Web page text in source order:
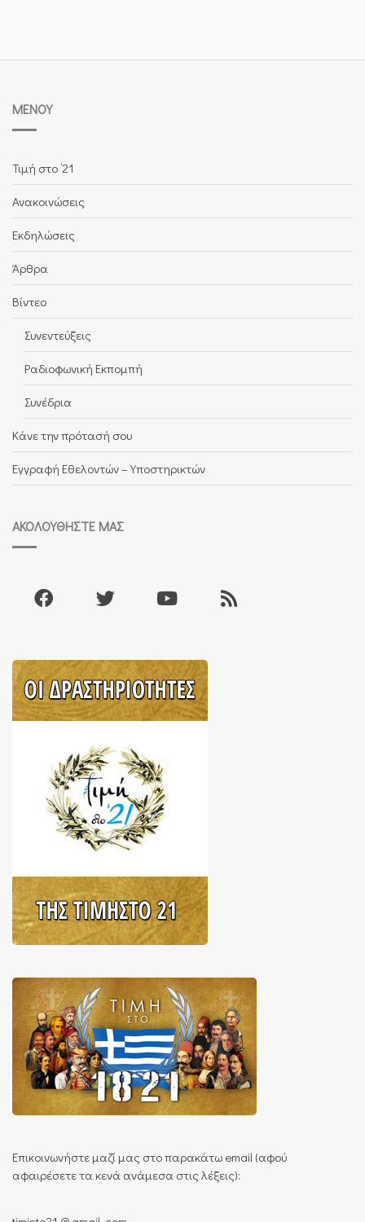
ΜΕΝΟΎ
Τιμή στο ’21
Ανακοινώσεις
Εκδηλώσεις
Άρθρα
Βίντεο
Συνεντεύξεις
Ραδιοφωνική Εκπομπή
Συνέδρια
Κάνε την πρότασή σου
Εγγραφή Εθελοντών – Υποστηρικτών
ΑΚΟΛΟΥΘΉΣΤΕ ΜΑΣ
Επικοινωνήστε μαζί μας στο παρακάτω email (αφού
αφαιρέσετε τα κενά ανάμεσα στις λέξεις):